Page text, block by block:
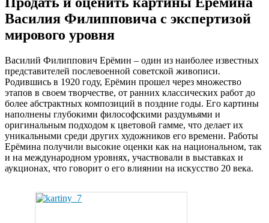
Василия Филипповича с экспертизой
мирового уровня
Василий Филиппович Ерёмин – один из наиболее известных
представителей послевоенной советской живописи.
Родившись в 1920 году, Ерёмин прошел через множество
этапов в своем творчестве, от ранних классических работ до
более абстрактных композиций в поздние годы. Его картины
наполнены глубокими философскими раздумьями и
оригинальным подходом к цветовой гамме, что делает их
уникальными среди других художников его времени. Работы
Ерёмина получили высокие оценки как на национальном, так
и на международном уровнях, участвовали в выставках и
аукционах, что говорит о его влиянии на искусство 20 века.